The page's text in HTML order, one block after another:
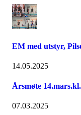
EM med utstyr,
14.05.2025
Årsmøte
07.03.2025